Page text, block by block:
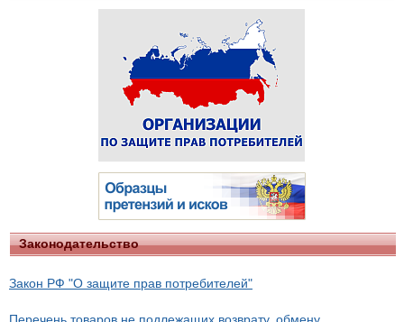
Законодательство
Закон РФ "О защите прав потребителей"